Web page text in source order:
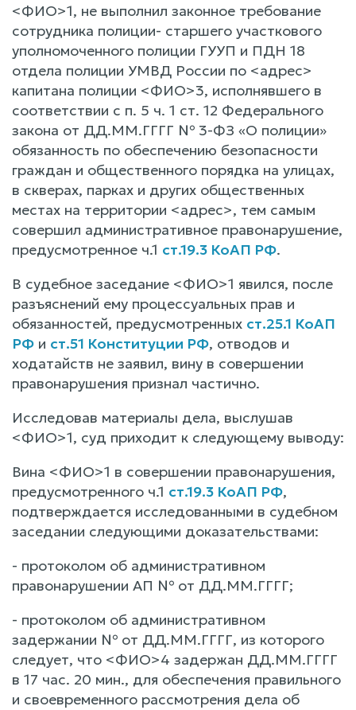
<ФИО>1, не выполнил законное требование
сотрудника полиции- старшего участкового
уполномоченного полиции ГУУП и ПДН 18
отдела полиции УМВД России по <адрес>
капитана полиции <ФИО>3, исполнявшего в
соответствии с п. 5 ч. 1 ст. 12 Федерального
закона от ДД.ММ.ГГГГ № 3-ФЗ «О полиции»
обязанность по обеспечению безопасности
граждан и общественного порядка на улицах,
в скверах, парках и других общественных
местах на территории <адрес>, тем самым
совершил административное правонарушение,
предусмотренное ч.1 ст.19.3 КоАП РФ.
В судебное заседание <ФИО>1 явился, после
разъяснений ему процессуальных прав и
обязанностей, предусмотренных ст.25.1 КоАП
РФ и ст.51 Конституции РФ, отводов и
ходатайств не заявил, вину в совершении
правонарушения признал частично.
Исследовав материалы дела, выслушав
<ФИО>1, суд приходит к следующему выводу:
Вина <ФИО>1 в совершении правонарушения,
предусмотренного ч.1 ст.19.3 КоАП РФ,
подтверждается исследованными в судебном
заседании следующими доказательствами:
- протоколом об административном
правонарушении АП № от ДД.ММ.ГГГГ;
- протоколом об административном
задержании № от ДД.ММ.ГГГГ, из которого
следует, что <ФИО>4 задержан ДД.ММ.ГГГГ
в 17 час. 20 мин., для обеспечения правильного
и своевременного рассмотрения дела об